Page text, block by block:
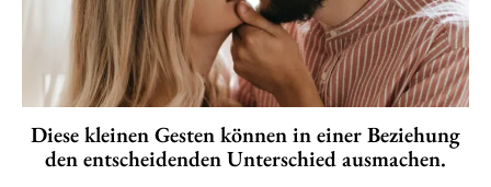
Diese kleinen Gesten können in einer Beziehung
den entscheidenden Unterschied ausmachen.